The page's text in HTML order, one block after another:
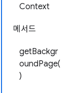
Context
메서드
getBackgr
oundPage(
)